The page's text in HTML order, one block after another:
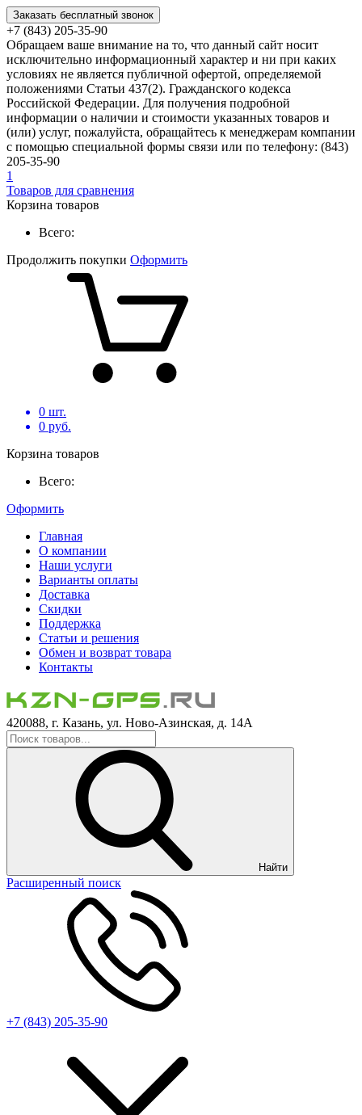
Заказать бесплатный звонок
+7 (843) 205-35-90
Обращаем ваше внимание на то, что данный сайт носит
исключительно информационный характер и ни при каких
условиях не является публичной офертой, определяемой
положениями Статьи 437(2). Гражданского кодекса
Российской Федерации. Для получения подробной
информации о наличии и стоимости указанных товаров и
(или) услуг, пожалуйста, обращайтесь к менеджерам компании
с помощью специальной формы связи или по телефону: (843)
205-35-90
1
Товаров для сравнения
Корзина товаров
Всего:
Продолжить покупки Оформить
0 шт.
0 руб.
Корзина товаров
Всего:
Оформить
Главная
О компании
Наши услуги
Варианты оплаты
Доставка
Скидки
Поддержка
Статьи и решения
Обмен и возврат товара
Контакты
420088, г. Казань, ул. Ново-Азинская, д. 14А
Найти
Расширенный поиск
+7 (843) 205-35-90